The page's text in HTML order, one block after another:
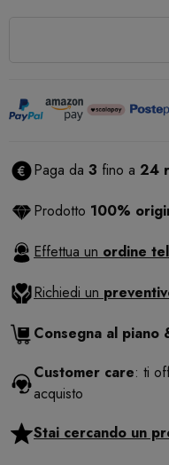
Paga da 3 fino a 24
Prodotto 100%
Effettua un ordine
Richiedi un
Consegna al piano
Customer care: ti
acquisto
Stai cercando un